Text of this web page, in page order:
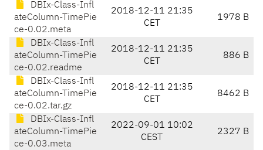
DBIx-Class-Infl
ateColumn-TimePie
ce-0.02.meta
2018-12-11 21:35
CET
1978 B
DBIx-Class-Infl
ateColumn-TimePie
ce-0.02.readme
2018-12-11 21:35
CET
886 B
DBIx-Class-Infl
ateColumn-TimePie
ce-0.02.tar.gz
2018-12-11 21:35
CET
8462 B
DBIx-Class-Infl
ateColumn-TimePie
ce-0.03.meta
2022-09-01 10:02
CEST
2327 B